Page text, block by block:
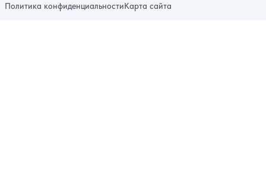
Политика конфиденциальностиКарта сайта